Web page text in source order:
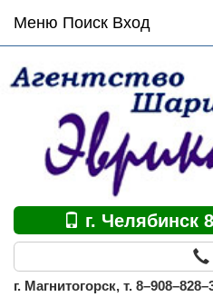
Основное
меню
по
Меню Поиск Вход
г. Челябинск
г. Магнитогорск, т.